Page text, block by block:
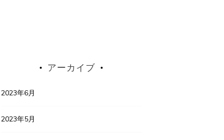
アーカイブ
2023年6月
2023年5月